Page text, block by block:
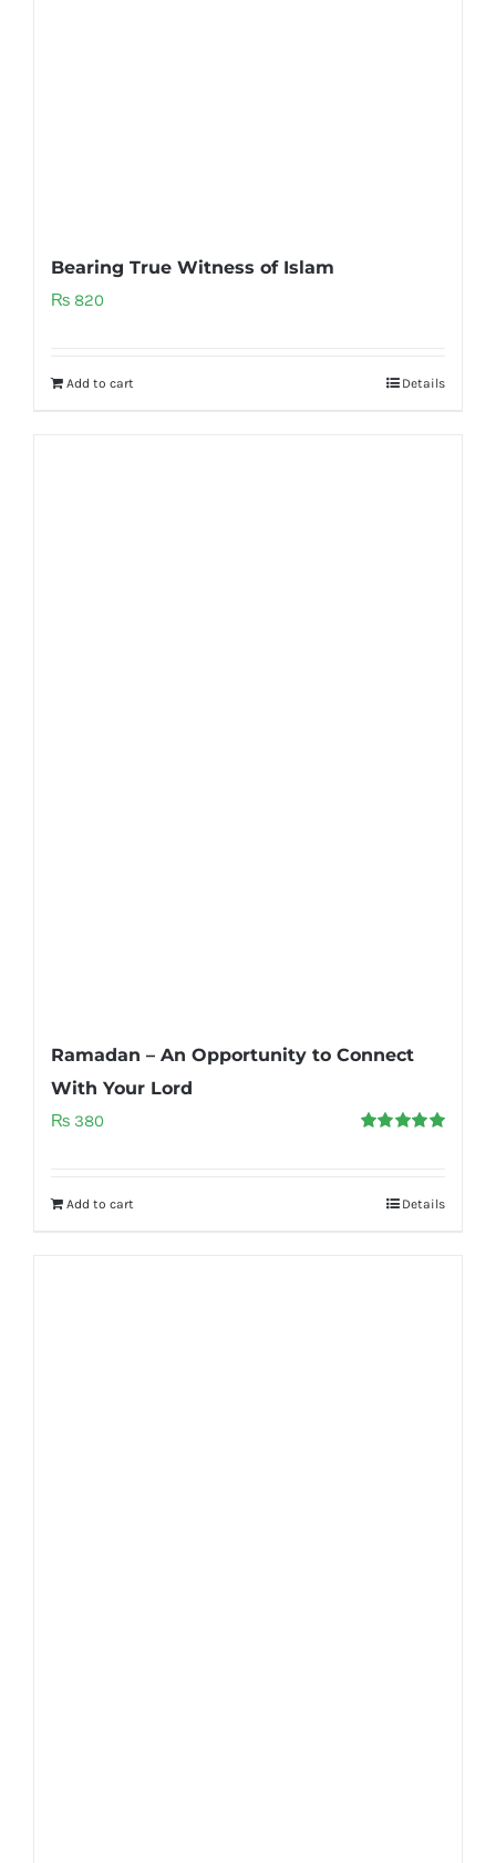
Bearing True Witness of Islam
₨ 820
Add to cart Details
Ramadan – An Opportunity to Connect
With Your Lord
₨ 380
Add to cart Details